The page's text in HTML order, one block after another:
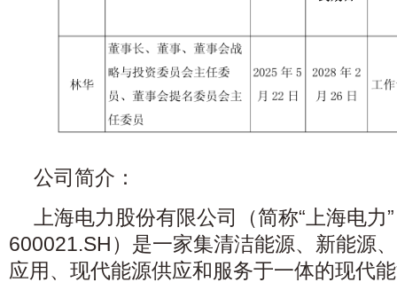
公司简介：
上海电力股份有限公司（简称“上海电力
600021.SH）是一家集清洁能源、新能源
应用、现代能源供应和服务于一体的现代